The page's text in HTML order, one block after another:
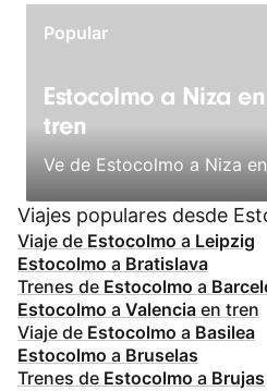
Popular
Estocolmo a Niza en
tren
Ve de Estocolmo a Niza
Viajes populares desde
Viaje de Estocolmo a Leipzig
Estocolmo a Bratislava
Trenes de Estocolmo a
Estocolmo a Valencia en tren
Viaje de Estocolmo a Basilea
Estocolmo a Bruselas
Trenes de Estocolmo a Brujas